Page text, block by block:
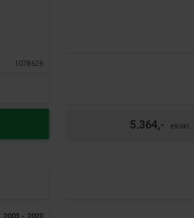
1078626
5.364,-